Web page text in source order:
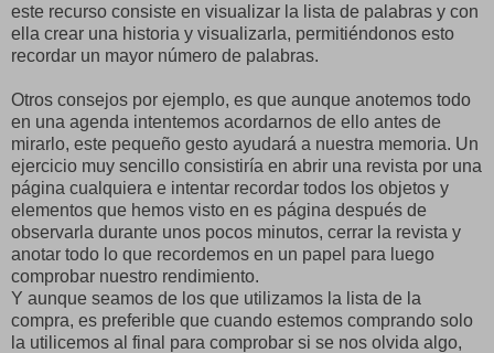
este recurso consiste en visualizar la lista de palabras y con
ella crear una historia y visualizarla, permitiéndonos esto
recordar un mayor número de palabras.
Otros consejos por ejemplo, es que aunque anotemos todo
en una agenda intentemos acordarnos de ello antes de
mirarlo, este pequeño gesto ayudará a nuestra memoria. Un
ejercicio muy sencillo consistiría en abrir una revista por una
página cualquiera e intentar recordar todos los objetos y
elementos que hemos visto en es página después de
observarla durante unos pocos minutos, cerrar la revista y
anotar todo lo que recordemos en un papel para luego
comprobar nuestro rendimiento.
Y aunque seamos de los que utilizamos la lista de la
compra, es preferible que cuando estemos comprando solo
la utilicemos al final para comprobar si se nos olvida algo,